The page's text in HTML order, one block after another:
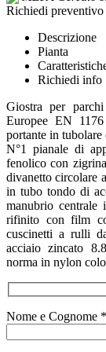
Richiedi preventivo
Descrizione
Pianta
Richiedi info
Giostra per
Europee EN
portante in
N°1 pianale di
fenolico con
divanetto circolare
in tubo tondo di
manubrio
rifinito con film
cuscinetti a rulli
acciaio zincato
norma in nylon
Nome e Cognome *